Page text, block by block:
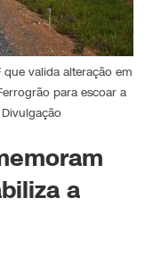
valida alteração em
para escoar a
a